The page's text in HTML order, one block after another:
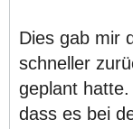
Dies gab mir
schneller
geplant
dass es bei